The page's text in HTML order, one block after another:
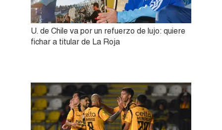
U. de Chile va por un refuerzo de lujo: quiere
fichar a titular de La Roja